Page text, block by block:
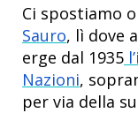
Ci spostiamo
Sauro, lì dove
erge dal 1935
Nazioni,
per via della